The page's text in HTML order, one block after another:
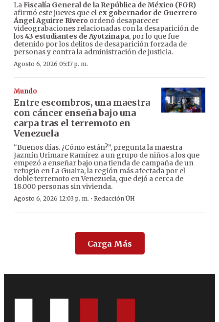
LaFiscalía General de la República de México (FGR)
afirmó este jueves que el ex gobernador de Guerrero
Ángel Aguirre Rivero ordenó desaparecer
videograbaciones relacionadas con la desaparición de
los43 estudiantes de Ayotzinapa, por lo que fue
detenido por los delitos de desaparición forzada de
personas y contra la administración de justicia.
Agosto 6, 2026 05:17 p. m.
Mundo
Entre escombros, una maestra
con cáncer enseña bajo una
carpa tras el terremoto en
Venezuela
“Buenos días. ¿Cómo están?”, pregunta la maestra
Jazmín Urimare Ramírez a un grupo de niños a los que
empezó a enseñar bajo una tienda de campaña de un
refugio en La Guaira, la región más afectada por el
doble terremoto en Venezuela, que dejó a cerca de
18.000 personas sin vivienda.
Agosto 6, 2026 12:03 p. m. · Redacción ÚH
Carga Más